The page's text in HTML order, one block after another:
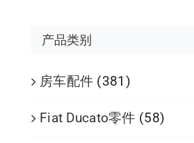
产品类别
房车配件 (381)
Fiat Ducato零件 (58)